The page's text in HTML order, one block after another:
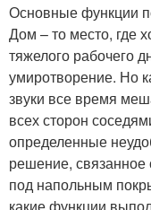
Основные функции
Дом – то место, где
тяжелого рабочего
умиротворение. Но
звуки все время
всех сторон
определенные
решение, связанное
под напольным
какие функции